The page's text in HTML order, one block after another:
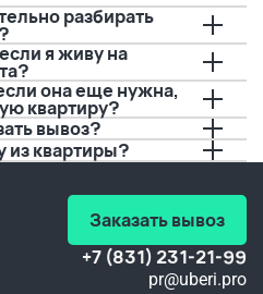
буквально
за пару
дней до
события.
Если бы
не вы,
не
видать
любимого
день.
разбирать
я живу на
она еще нужна,
квартиру?
вывоз?
из квартиры?
Заказать вывоз
+7 (831) 231-21-99
pr@uberi.pro